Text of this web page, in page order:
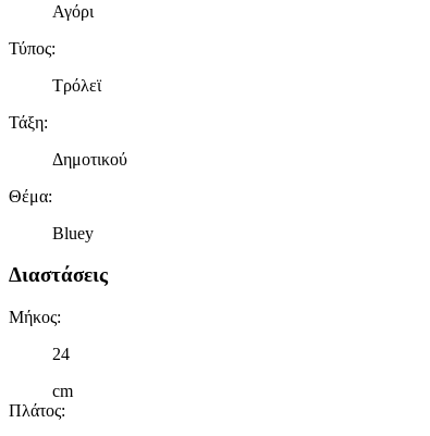
Αγόρι
Τύπος:
Τρόλεϊ
Τάξη:
Δημοτικού
Θέμα:
Bluey
Διαστάσεις
Μήκος:
24
cm
Πλάτος: